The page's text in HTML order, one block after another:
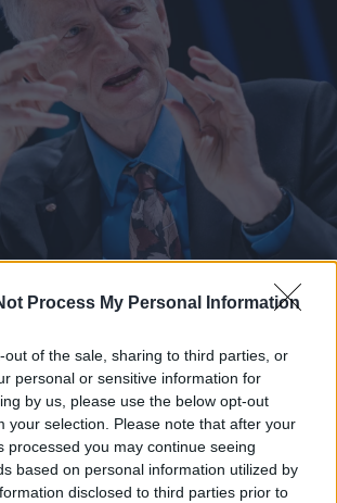
Process My Personal Information
out of the sale, sharing to third parties, or
personal or sensitive information for
by us, please use the below opt-out
your selection. Please note that after your
processed you may continue seeing
based on personal information utilized by
disclosed to third parties prior to
προειδοποιεί: Σε λίγο δεν θα
«ξεπεράσουμε» νοητικά την
Τεχνητή Νοημοσύνη
ΧΡΙΣΤΌΔΟΥΛΟΣ ΣΚΟΎΝΤΑΣ